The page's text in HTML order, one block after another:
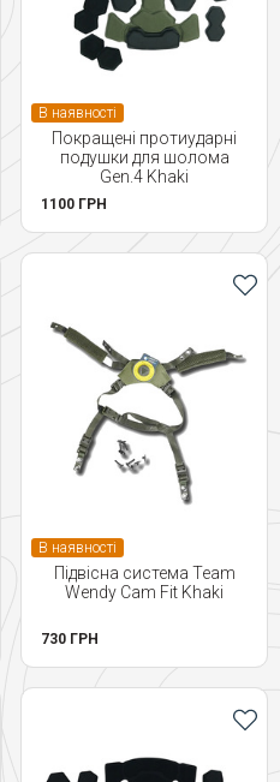
В наявності
Покращені протиударні
подушки для шолома
Gen.4 Khaki
1100 ГРН
В наявності
Підвісна система Team
Wendy Cam Fit Khaki
730 ГРН